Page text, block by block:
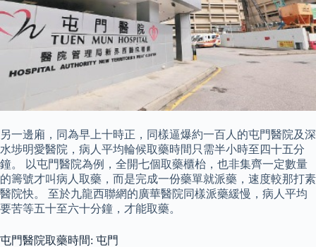
另一邊廂，同為早上十時正，同樣逼爆約一百人的屯門醫院及深
水埗明愛醫院，病人平均輪候取藥時間只需半小時至四十五分
鐘。 以屯門醫院為例，全開七個取藥櫃枱，也非集齊一定數量
的籌號才叫病人取藥，而是完成一份藥單就派藥，速度較那打素
醫院快。 至於九龍西聯網的廣華醫院同樣派藥緩慢，病人平均
要苦等五十至六十分鐘，才能取藥。
屯門醫院取藥時間: 屯門